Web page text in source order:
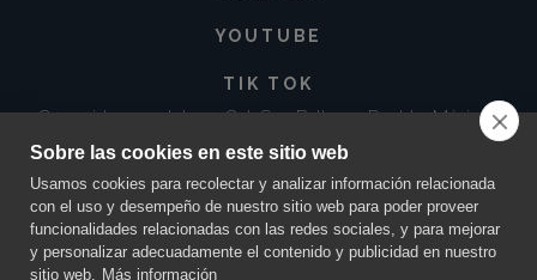
Sobre las cookies en este sitio web
Usamos cookies para recolectar y analizar información relacionada
con el uso y desempeño de nuestro sitio web para poder proveer
funcionalidades relacionadas con las redes sociales, y para mejorar
y personalizar adecuadamente el contenido y publicidad en nuestro
sitio web. Más información
YOUTUBE
TIK TOK
Corregidora 213 Int. 3-3 Col. San Baltazar, Puebla. México •
72550
contacto@innovacionmaya.mx •249 163 2710